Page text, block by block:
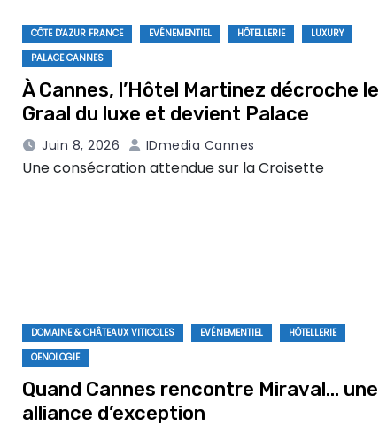
CÔTE D'AZUR FRANCE EVÉNEMENTIEL HÔTELLERIE
LUXURY
PALACE CANNES
À Cannes, l’Hôtel Martinez décroche le
Graal du luxe et devient Palace
Juin 8, 2026 IDmedia Cannes
Une consécration attendue sur la Croisette
DOMAINE & CHÂTEAUX VITICOLES EVÉNEMENTIEL
HÔTELLERIE
OENOLOGIE
Quand Cannes rencontre Miraval… une
alliance d’exception